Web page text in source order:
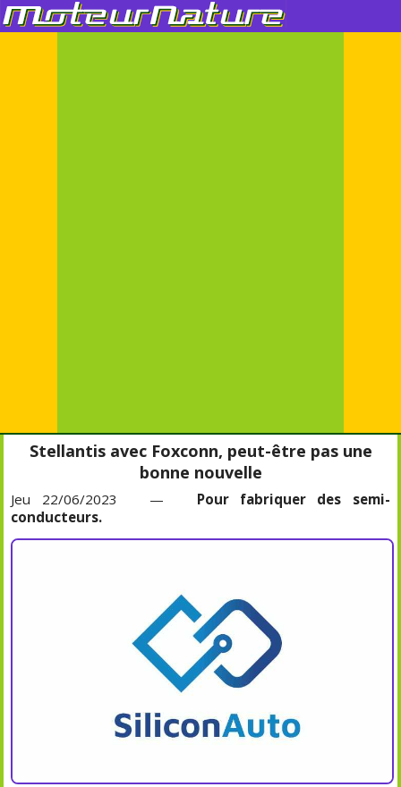
Stellantis avec Foxconn, peut-être pas une
bonne nouvelle
Jeu 22/06/2023 — Pour fabriquer des semi-
conducteurs.